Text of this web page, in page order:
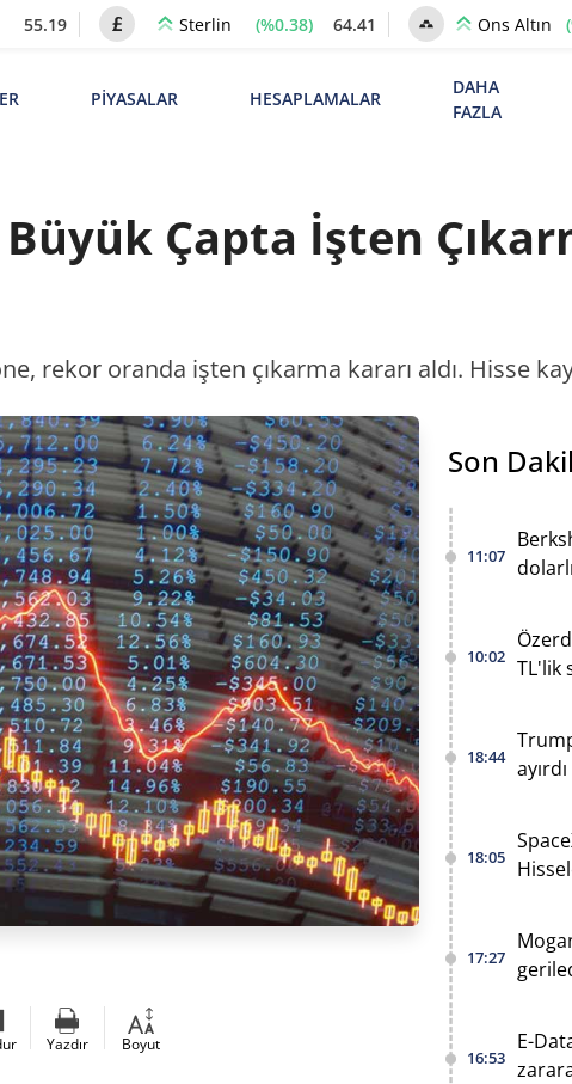
55.19 Sterlin (%0.38) 64.41 Ons Altın
PİYASALAR HESAPLAMALAR
DAHA
FAZLA
Çapta İşten
rekor oranda işten çıkarma kararı aldı. Hisse
Yazdır Boyut
Son
11:07
10:02 TL'lik
18:44 ayırdı
18:05
17:27
16:53
E-